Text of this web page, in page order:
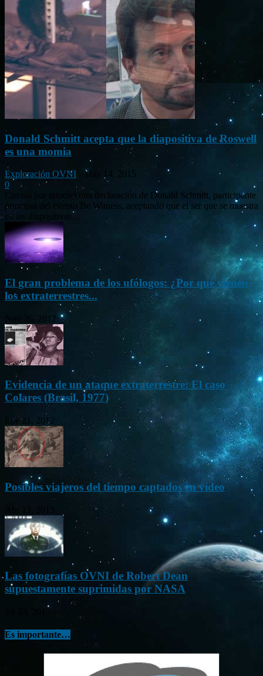
Donald Schmitt acepta que la diapositiva de Roswell
es una momia
Exploración OVNI
May 14, 2015
0
Circula por internet una declaración de Donald Schmitt, participante
principal del evento Be Witness, aceptando que el ser que se muestra
en las diapositivas...
El gran problema de los ufólogos: ¿Por qué vienen
los extraterrestres...
Nov 26, 2012
Evidencia de un ataque extraterrestre: El caso
Colares (Brasil, 1977)
Ene 21, 2012
Posibles viajeros del tiempo captados en vídeo
Las fotografías OVNI de Robert Dean
supuestamente suprimidas por NASA
Jul 23, 2015
Es importante…